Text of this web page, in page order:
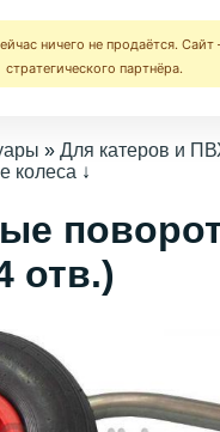
ничего не продаётся.
стратегического партнёра.
» Для катеров и
колеса ↓
отв.)